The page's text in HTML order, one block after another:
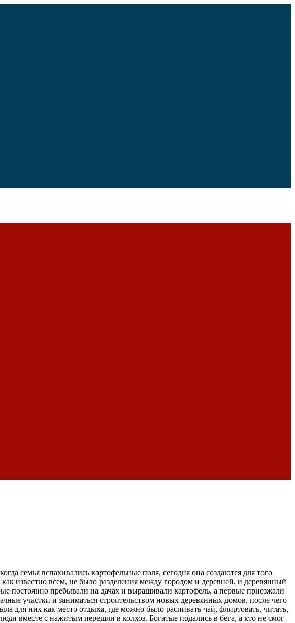
семья вспахивались картофельные поля, сегодня она создаются для того
известно всем, не было разделения между городом и деревней, и деревянный
постоянно пребывали на дачах и выращивали картофель, а первые приезжали
участки и заниматься строительством новых деревянных домов, после чего
для них как место отдыха, где можно было распивать чай, флиртовать, читать,
вместе с нажитым перешли в колхоз. Богатые подались в бега, а кто не смог